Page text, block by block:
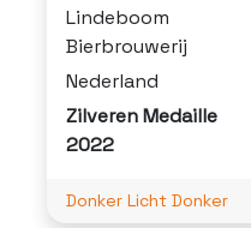
Lindeboom
Bierbrouwerij
Nederland
Zilveren Medaille
2022
Donker Licht Donker